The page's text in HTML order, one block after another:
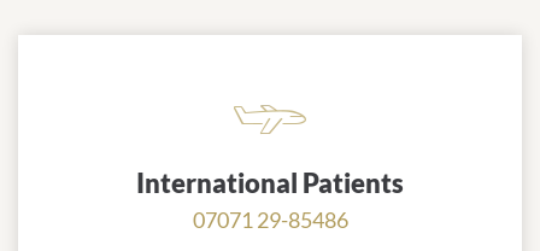
International Patients
07071 29-85486